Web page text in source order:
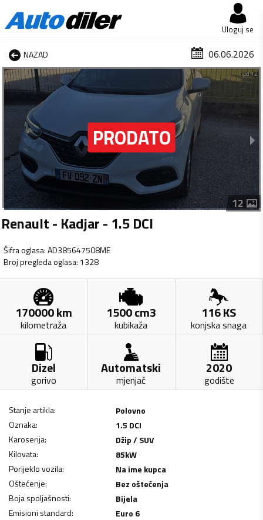
Uloguj se
NAZAD 06.06.2026
1 od 12
12
Renault - Kadjar - 1.5 DCI
Šifra oglasa:AD385647508ME
Broj pregleda oglasa: 1328
170000km
kilometraža
1500cm3
kubikaža
116KS
konjska snaga
Dizel
gorivo
Automatski
mjenjač
2020
godište
Stanje artikla:
Polovno
Oznaka:
1.5 DCI
Karoserija:
Džip / SUV
Kilovata: 85kW
Porijeklo vozila:
Na ime kupca
Oštećenje:
Bez oštećenja
Boja spoljašnosti:
Bijela
Emisioni standard:
Euro 6